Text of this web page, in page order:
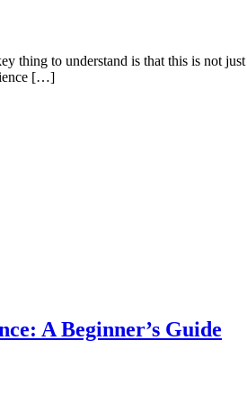
thing to understand is that this is not
[…]
A Beginner’s Guide